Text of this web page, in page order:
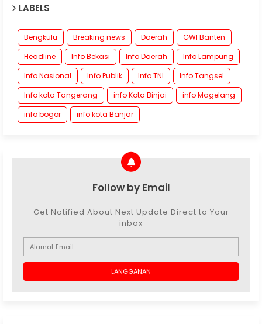
LABELS
Bengkulu Breaking news Daerah
GWI Banten
Headline
Info Bekasi Info Daerah
Info Lampung
Info Nasional
Info Publik Info TNI
Info Tangsel
Info kota Tangerang
info Kota Binjai
info Magelang
info bogor
info kota Banjar
Follow by Email
Get Notified About Next Update Direct to Your
inbox